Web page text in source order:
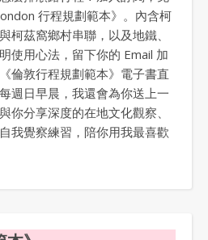
行程規劃範本》。內含柯
柯茲窩鄉村串聯，以及地鐵、
使用心法，留下你的 Email 加
倫敦行程規劃範本》電子書直
週日早晨，我還會為你送上一
你分享深度的在地文化觀察、
我覺察練習，陪你用我最喜歡